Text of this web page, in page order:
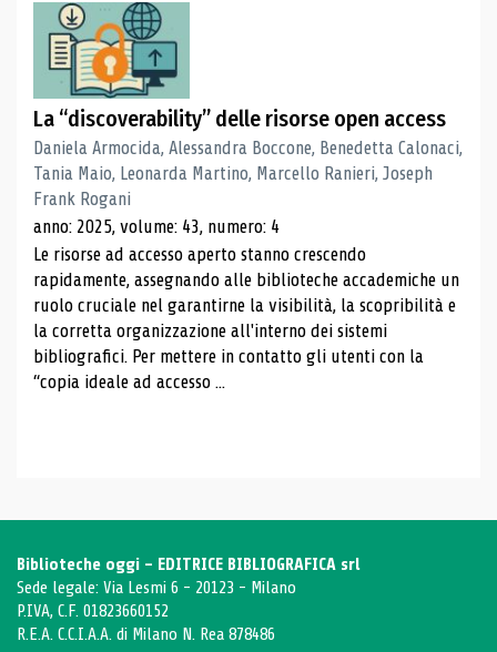
La “discoverability” delle risorse open access
Daniela Armocida, Alessandra Boccone, Benedetta Calonaci,
Tania Maio, Leonarda Martino, Marcello Ranieri, Joseph
Frank Rogani
anno: 2025, volume: 43, numero: 4
Le risorse ad accesso aperto stanno crescendo
rapidamente, assegnando alle biblioteche accademiche un
ruolo cruciale nel garantirne la visibilità, la scopribilità e
la corretta organizzazione all'interno dei sistemi
bibliografici. Per mettere in contatto gli utenti con la
“copia ideale ad accesso ...
Biblioteche oggi - EDITRICE BIBLIOGRAFICA srl
Sede legale: Via Lesmi 6 - 20123 - Milano
P.IVA, C.F. 01823660152
R.E.A. C.C.I.A.A. di Milano N. Rea 878486